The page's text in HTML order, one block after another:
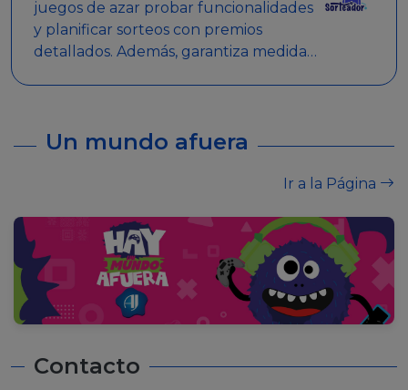
juegos de azar probar funcionalidades
y planificar sorteos con premios
detallados. Además, garantiza medidas
Un mundo afuera
Ir a la Página
Contacto